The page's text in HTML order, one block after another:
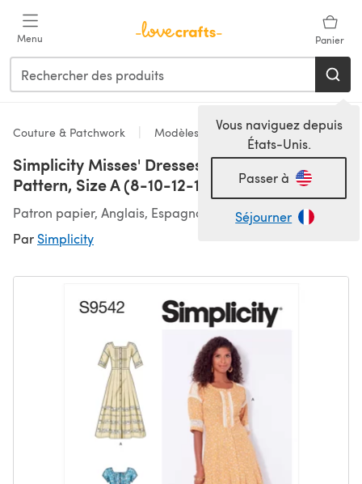
Menu Panier
Vous naviguez depuis
États-Unis.
Passer à
Séjourner
Couture & Patchwork Modèles
Simplicity Misses' Dresses S9542 - Paper
Pattern, Size A (8-10-12-14-16-18-20)
Patron papier, Anglais, Espagnol
Par Simplicity